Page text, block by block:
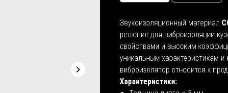
Звукоизоляционный материал
решение для виброизоляции
свойствами и высоким
уникальным характеристикам
виброизолятор относится к
Характеристики: